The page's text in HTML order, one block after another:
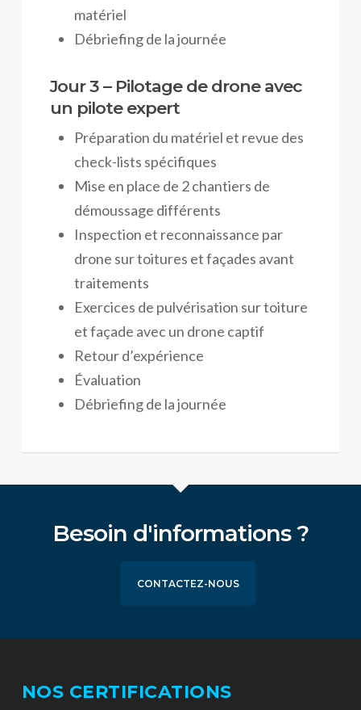
matériel
Débriefing de la journée
Jour 3 – Pilotage de drone avec
un pilote expert
Préparation du matériel et revue des
check-lists spécifiques
Mise en place de 2 chantiers de
démoussage différents
Inspection et reconnaissance par
drone sur toitures et façades avant
traitements
Exercices de pulvérisation sur toiture
et façade avec un drone captif
Retour d’expérience
Évaluation
Débriefing de la journée
Besoin d'informations ?
CONTACTEZ-NOUS
NOS CERTIFICATIONS